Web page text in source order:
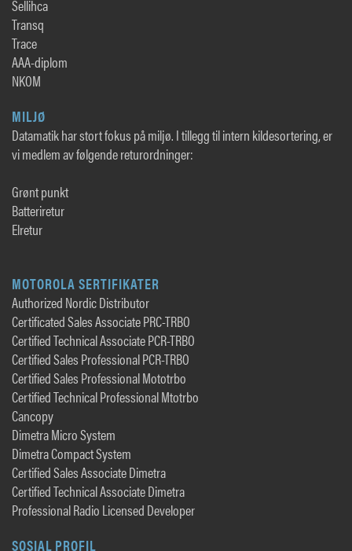
Sellihca
Transq
Trace
AAA-diplom
NKOM
MILJØ
Datamatik har stort fokus på miljø. I tillegg til intern kildesortering, er
vi medlem av følgende returordninger:
Grønt punkt
Batteriretur
Elretur
MOTOROLA SERTIFIKATER
Authorized Nordic Distributor
Certificated Sales Associate PRC-TRBO
Certified Technical Associate PCR-TRBO
Certified Sales Professional PCR-TRBO
Certified Sales Professional Mototrbo
Certified Technical Professional Mtotrbo
Cancopy
Dimetra Micro System
Dimetra Compact System
Certified Sales Associate Dimetra
Certified Technical Associate Dimetra
Professional Radio Licensed Developer
SOSIAL PROFIL